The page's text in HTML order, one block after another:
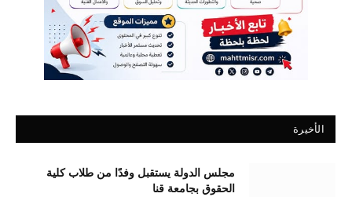
الأخيرة
مجلس الدولة يستقبل وفدًا من طلاب كلية
الحقوق بجامعة قنا